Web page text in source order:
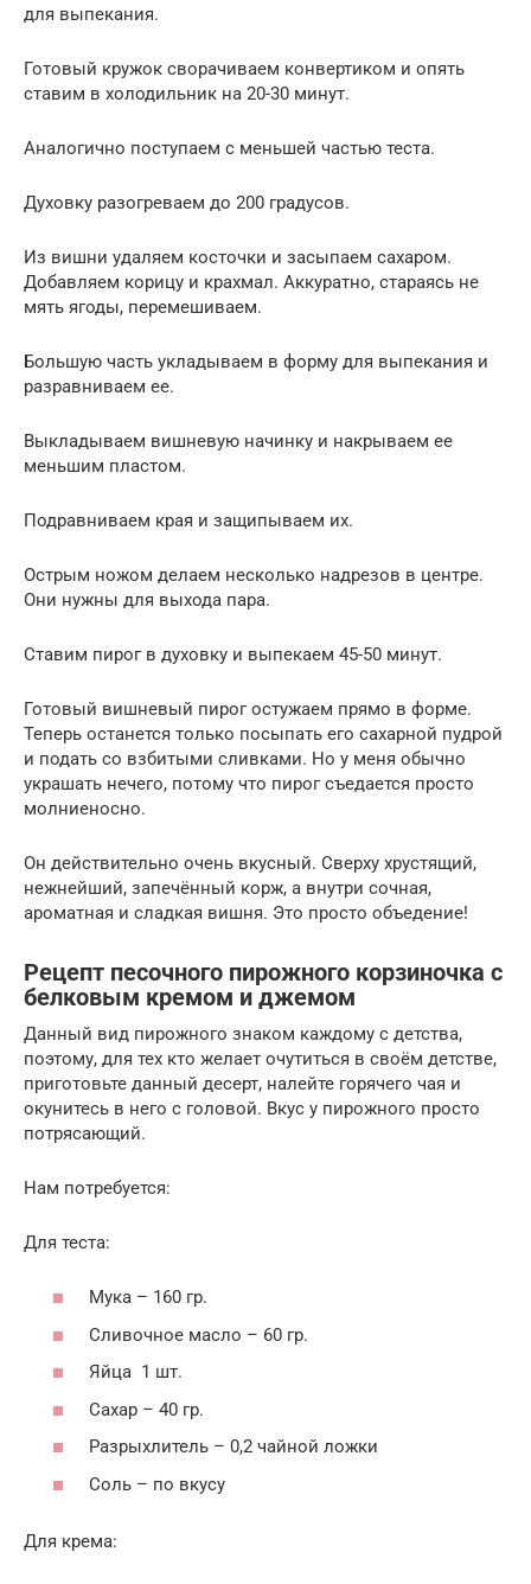
для выпекания.
Готовый кружок сворачиваем конвертиком и опять
ставим в холодильник на 20-30 минут.
Аналогично поступаем с меньшей частью теста.
Духовку разогреваем до 200 градусов.
Из вишни удаляем косточки и засыпаем сахаром.
Добавляем корицу и крахмал. Аккуратно, стараясь не
мять ягоды, перемешиваем.
Большую часть укладываем в форму для выпекания и
разравниваем ее.
Выкладываем вишневую начинку и накрываем ее
меньшим пластом.
Подравниваем края и защипываем их.
Острым ножом делаем несколько надрезов в центре.
Они нужны для выхода пара.
Ставим пирог в духовку и выпекаем 45-50 минут.
Готовый вишневый пирог остужаем прямо в форме.
Теперь останется только посыпать его сахарной пудрой
и подать со взбитыми сливками. Но у меня обычно
украшать нечего, потому что пирог съедается просто
молниеносно.
Он действительно очень вкусный. Сверху хрустящий,
нежнейший, запечённый корж, а внутри сочная,
ароматная и сладкая вишня. Это просто объедение!
Рецепт песочного пирожного корзиночка с
белковым кремом и джемом
Данный вид пирожного знаком каждому с детства,
поэтому, для тех кто желает очутиться в своём детстве,
приготовьте данный десерт, налейте горячего чая и
окунитесь в него с головой. Вкус у пирожного просто
потрясающий.
Нам потребуется:
Для теста:
Мука – 160 гр.
Сливочное масло – 60 гр.
Яйца 1 шт.
Сахар – 40 гр.
Разрыхлитель – 0,2 чайной ложки
Соль – по вкусу
Для крема: